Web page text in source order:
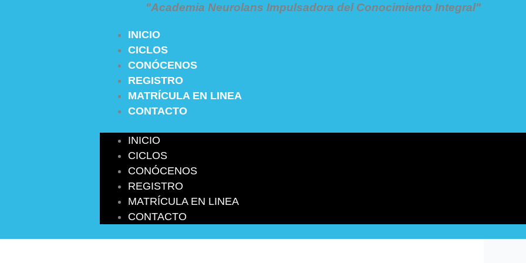
"Academia Neurolans Impulsadora del Conocimiento Integral"
INICIO
CICLOS
CONÓCENOS
REGISTRO
MATRÍCULA EN LINEA
CONTACTO
INICIO
CICLOS
CONÓCENOS
REGISTRO
MATRÍCULA EN LINEA
CONTACTO